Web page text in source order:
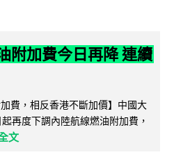
附加費今日再降 連續
費，相反香港不斷加價】中國大
再度下調內陸航線燃油附加費，
文